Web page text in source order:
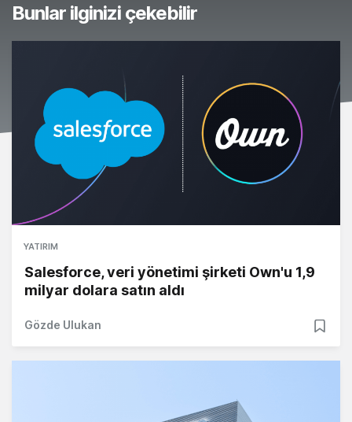
Bunlar ilginizi çekebilir
YATIRIM
Salesforce, veri yönetimi şirketi Own'u 1,9
milyar dolara satın aldı
Gözde Ulukan